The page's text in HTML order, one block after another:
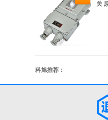
关
科旭推荐：